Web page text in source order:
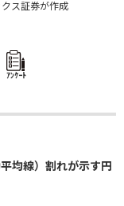
ス証券が作成
ｱﾝｹｰﾄ
均線）割れが示す円